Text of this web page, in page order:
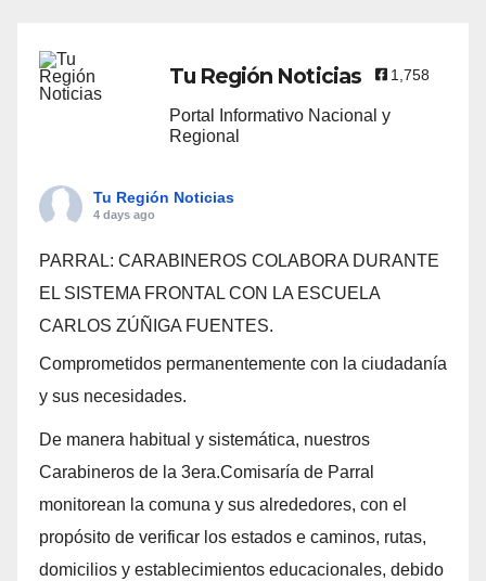
Tu Región Noticias 1,758
Portal Informativo Nacional y
Regional
Tu Región Noticias
4 days ago
PARRAL: CARABINEROS COLABORA DURANTE
EL SISTEMA FRONTAL CON LA ESCUELA
CARLOS ZÚÑIGA FUENTES.
Comprometidos permanentemente con la ciudadanía
y sus necesidades.
De manera habitual y sistemática, nuestros
Carabineros de la 3era.Comisaría de Parral
monitorean la comuna y sus alrededores, con el
propósito de verificar los estados e caminos, rutas,
domicilios y establecimientos educacionales, debido